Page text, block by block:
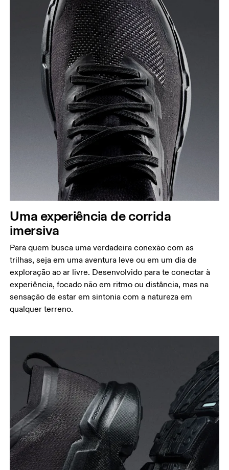
Uma experiência de corrida
imersiva
Para quem busca uma verdadeira conexão com as
trilhas, seja em uma aventura leve ou em um dia de
exploração ao ar livre. Desenvolvido para te conectar à
experiência, focado não em ritmo ou distância, mas na
sensação de estar em sintonia com a natureza em
qualquer terreno.